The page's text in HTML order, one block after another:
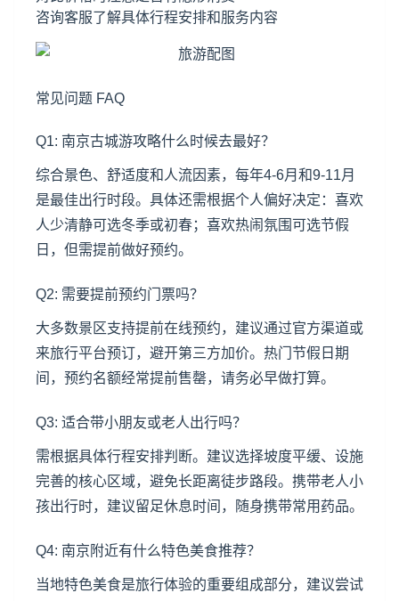
咨询客服了解具体行程安排和服务内容
常见问题 FAQ
Q1: 南京古城游攻略什么时候去最好？
综合景色、舒适度和人流因素，每年4-6月和9-11月
是最佳出行时段。具体还需根据个人偏好决定：喜欢
人少清静可选冬季或初春；喜欢热闹氛围可选节假
日，但需提前做好预约。
Q2: 需要提前预约门票吗？
大多数景区支持提前在线预约，建议通过官方渠道或
来旅行平台预订，避开第三方加价。热门节假日期
间，预约名额经常提前售罄，请务必早做打算。
Q3: 适合带小朋友或老人出行吗？
需根据具体行程安排判断。建议选择坡度平缓、设施
完善的核心区域，避免长距离徒步路段。携带老人小
孩出行时，建议留足休息时间，随身携带常用药品。
Q4: 南京附近有什么特色美食推荐？
当地特色美食是旅行体验的重要组成部分，建议尝试